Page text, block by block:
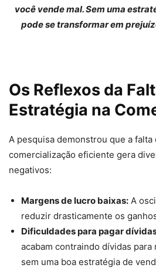
você vende mal. Sem uma
pode se transformar em
Os Reflexos da
Estratégia na
A pesquisa demonstrou que a
comercialização eficiente gera
negativos:
Margens de lucro baixas: A
reduzir drasticamente os
Dificuldades para pagar
acabam contraindo dívidas para
sem uma boa estratégia de